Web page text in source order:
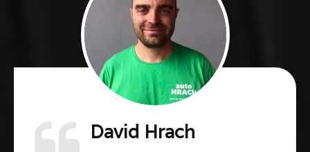
David Hrach